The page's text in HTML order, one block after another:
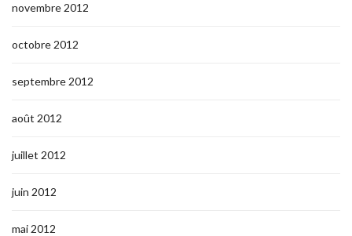
novembre 2012
octobre 2012
septembre 2012
août 2012
juillet 2012
juin 2012
mai 2012